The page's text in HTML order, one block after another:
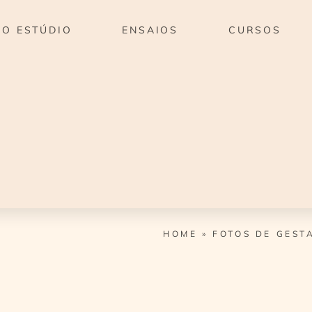
O ESTÚDIO ENSAIOS CURSOS
HOME » FOTOS DE